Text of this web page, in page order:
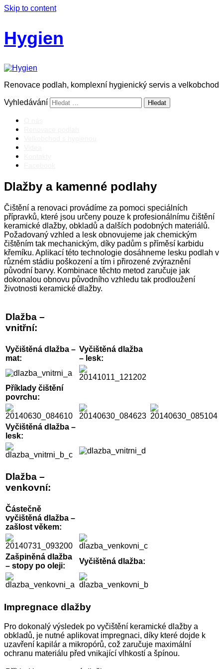
Skip to content
Hygien
Renovace podlah, komplexní hygienický servis a velkobchod
Vyhledávání
Dlažby a kamenné podlahy
Čištění a renovaci provádíme za pomoci speciálních
přípravků, které jsou určeny pouze k profesionálnímu čištění
keramické dlažby, obkladů a dalších podobných materiálů.
Požadovaný vzhled a lesk obnovujeme jak chemickým
čištěním tak mechanickým, díky padům s příměsí karbidu
křemíku. Aplikací této technologie dosáhneme lesku podlah v
různém stádiu poškození a tím i přirozené zvýraznění
původní barvy. Kombinace těchto metod zaručuje jak
dokonalou obnovu původního vzhledu tak prodloužení
životnosti keramické dlažby.
Dlažba –
vnitřní:
Vyčištěná dlažba –
mat:
Vyčištěná dlažba
– lesk:
Příklady čištění
povrchu:
Vyčištěná dlažba –
lesk:
Dlažba –
venkovní:
Částečně
vyčištěná dlažba –
zašlost věkem:
Zašpiněná dlažba
– stopy po oleji:
Vyčištěná dlažba:
Impregnace dlažby
Pro dokonalý výsledek po vyčištění keramické dlažby a
obkladů, je nutné aplikovat impregnaci, díky které dojde k
uzavření kapilár a mikropórů, což zaručuje maximální
ochranu materiálu před vnikající vlhkostí a špínou.